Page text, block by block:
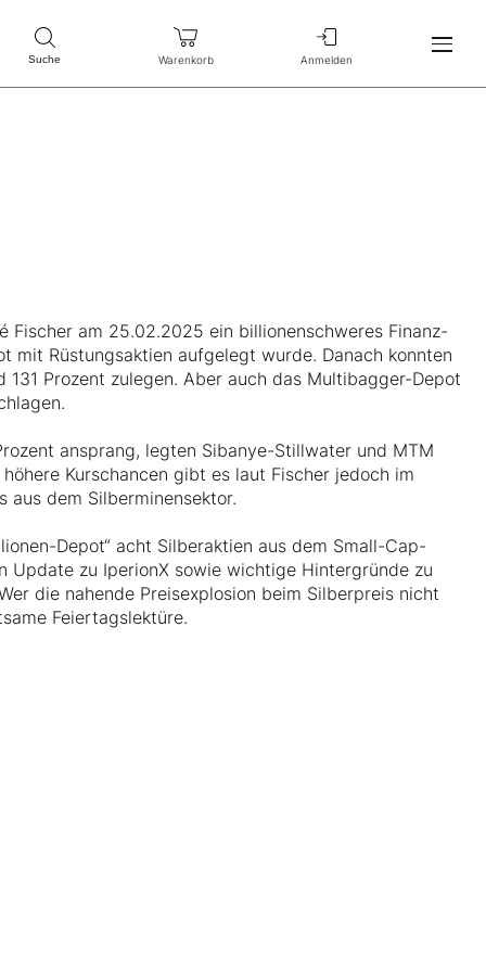
Suche Warenkorb Anmelden
Fischer am 25.02.2025 ein billionenschweres Finanz-
mit Rüstungsaktien aufgelegt wurde. Danach konnten
Prozent zulegen. Aber auch das Multibagger-Depot
ansprang, legten Sibanye-Stillwater und MTM
Kurschancen gibt es laut Fischer jedoch im
aus dem Silberminensektor.
Depot“ acht Silberaktien aus dem Small-Cap-
zu IperionX sowie wichtige Hintergründe zu
die nahende Preisexplosion beim Silberpreis nicht
Feiertagslektüre.